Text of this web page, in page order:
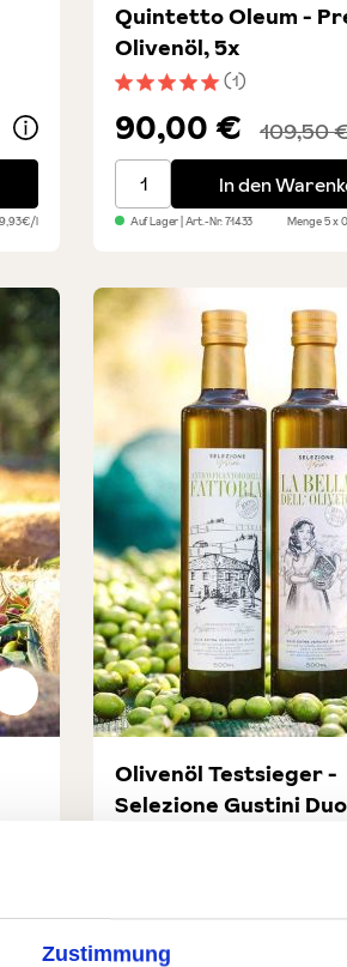
Zustimmung
l
Durchschnittliche
(1)
Quintetto Oleum -
Olivenöl, 5x
90,00 € 109,50
Quintetto Oleum -
In den
Auf Lager| Art.-Nr:71433 Menge5 x
3 von 5 Sternen
2x
Olivenöl Testsieger -
Selezione Gustini